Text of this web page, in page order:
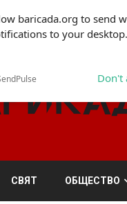
baricada.org to send
to your desktop.
Don't
контакти За реклама
СВЯТ ОБЩЕСТВО